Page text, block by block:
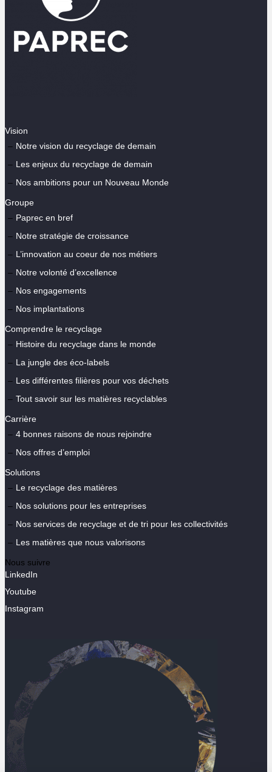
Vision
Notre vision du recyclage de demain
Les enjeux du recyclage de demain
Nos ambitions pour un Nouveau Monde
Groupe
Paprec en bref
Notre stratégie de croissance
L’innovation au coeur de nos métiers
Notre volonté d’excellence
Nos engagements
Nos implantations
Comprendre le recyclage
Histoire du recyclage dans le monde
La jungle des éco-labels
Les différentes filières pour vos déchets
Tout savoir sur les matières recyclables
Carrière
4 bonnes raisons de nous rejoindre
Nos offres d’emploi
Solutions
Le recyclage des matières
Nos solutions pour les entreprises
Nos services de recyclage et de tri pour les collectivités
Les matières que nous valorisons
Nous suivre
LinkedIn
Youtube
Instagram